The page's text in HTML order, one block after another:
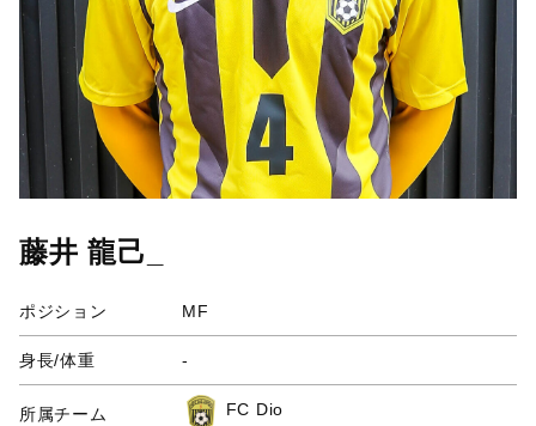
藤井 龍己_
ポジション MF
身長/体重 -
所属チーム FC Dio